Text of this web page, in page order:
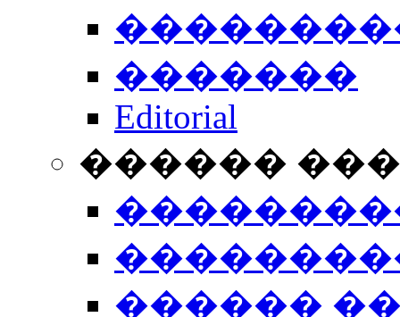
�������
Editorial
������
������